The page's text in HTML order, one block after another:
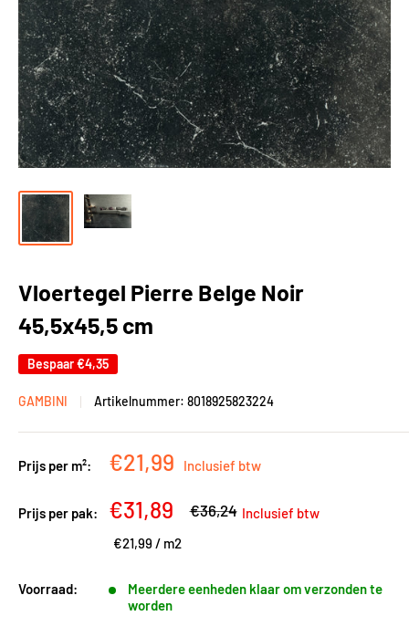
Vloertegel Pierre Belge Noir
45,5x45,5 cm
Bespaar€4,35
GAMBINI Artikelnummer: 8018925823224
Prijs per m²: Kortingsprijs
€21,99 Inclusief btw
Prijs per pak: Kortingsprijs
€31,89 Adviesprijs
€36,24 Inclusief btw
€21,99 / m2
Voorraad:
Meerdere eenheden klaar om verzonden te
worden